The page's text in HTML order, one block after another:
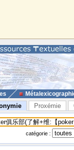
Proxémie
catégorie :